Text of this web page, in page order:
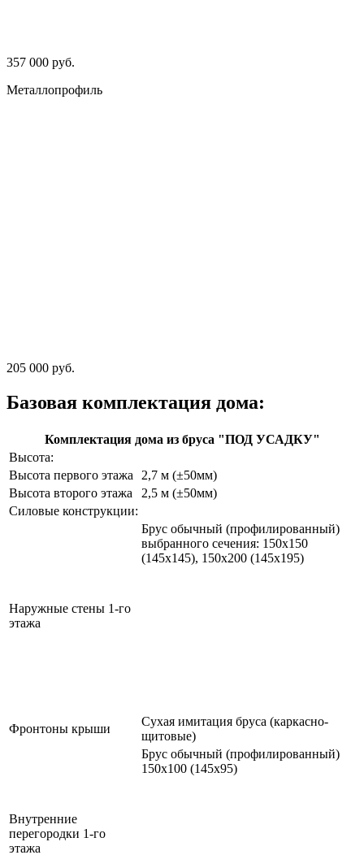
357 000 руб.
Металлопрофиль
205 000 руб.
Базовая комплектация дома:
Комплектация дома из бруса "ПОД УСАДКУ"
Высота:
Высота первого этажа
2,7 м (±50мм)
Высота второго этажа
2,5 м (±50мм)
Силовые конструкции:
Наружные стены 1-го
этажа
Брус обычный (профилированный)
выбранного сечения: 150х150
(145х145), 150х200 (145х195)
Фронтоны крыши
Сухая имитация бруса (каркасно-
щитовые)
Внутренние
перегородки 1-го
этажа
Брус обычный (профилированный)
150х100 (145х95)